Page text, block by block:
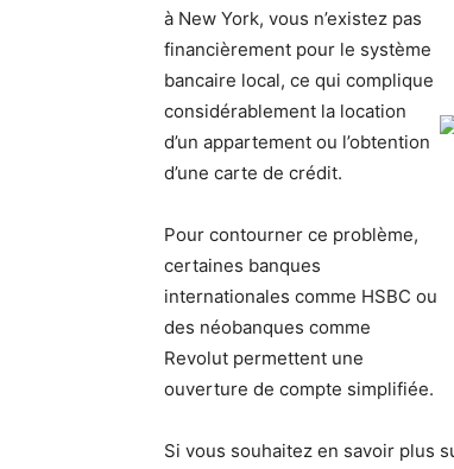
à New York, vous n’existez pas
financièrement pour le système
bancaire local, ce qui complique
considérablement la location
d’un appartement ou l’obtention
d’une carte de crédit.
Pour contourner ce problème,
certaines banques
internationales comme HSBC ou
des néobanques comme
Revolut permettent une
ouverture de compte simplifiée.
Si vous souhaitez en savoir plus